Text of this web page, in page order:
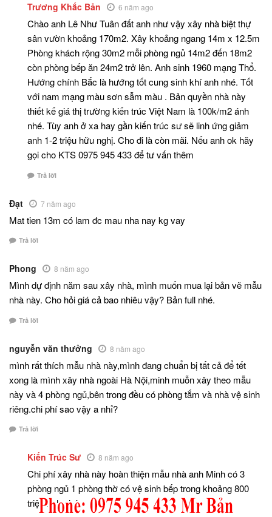
Trương Khắc Bản 6 năm ago
Chào anh Lê Như Tuân đất anh như vậy xây nhà biệt thự
sân vườn khoảng 170m2. Xây khoảng ngang 14m x 12.5m
Phòng khách rộng 30m2 mỗi phòng ngủ 14m2 đến 18m2
còn phòng bếp ăn 24m2 trở lên. Anh sinh 1960 mạng Thổ.
Hướng chính Bắc là hướng tốt cung sinh khí anh nhé. Tốt
với nam mạng màu sơn sẫm màu . Bản quyền nhà này
thiết kế giá thị trường kiến trúc Việt Nam là 100k/m2 ánh
nhé. Tùy anh ở xa hay gần kiến trúc sư sẽ linh ứng giảm
anh 1-2 triệu hữu nghị. Cho đi là còn mãi. Nếu anh ok hãy
gọi cho KTS 0975 945 433 để tư vấn thêm
Trả lời
Đạt 7 năm ago
Mat tien 13m có lam đc mau nha nay kg vay
Trả lời
Phong 8 năm ago
Mình dự định năm sau xây nhà, mình muốn mua lại bản vẽ mẫu
nhà này. Cho hỏi giá cả bao nhiêu vậy? Bản full nhé.
Trả lời
nguyễn văn thưởng 8 năm ago
mình rất thích mẫu nhà này,mình đang chuẩn bị tất cả để tết
xong là mình xây nhà ngoài Hà Nội,minh muỗn xây theo mẫu
này và 4 phòng ngủ,bên trong đều có phòng tắm và nhà vệ sinh
riêng.chi phí sao vậy a nhỉ?
Trả lời
Kiến Trúc Sư 8 năm ago
Chi phí xây nhà này hoàn thiện mẫu nhà anh Minh có 3
phòng ngủ 1 phòng thờ có vệ sinh bếp trong khoảng 800
triệu anh nhé.